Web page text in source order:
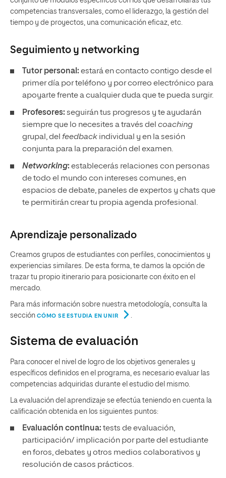
competencias transversales, como el liderazgo, la gestión del
tiempo y de proyectos, una comunicación eficaz, etc.
Seguimiento y networking
Tutor personal: estará en contacto contigo desde el
primer día por teléfono y por correo electrónico para
apoyarte frente a cualquier duda que te pueda surgir.
Profesores: seguirán tus progresos y te ayudarán
siempre que lo necesites a través del coaching
grupal, del feedback individual y en la sesión
conjunta para la preparación del examen.
Networking: establecerás relaciones con personas
de todo el mundo con intereses comunes, en
espacios de debate, paneles de expertos y chats que
te permitirán crear tu propia agenda profesional.
Aprendizaje personalizado
Creamos grupos de estudiantes con perfiles, conocimientos y
experiencias similares. De esta forma, te damos la opción de
trazar tu propio itinerario para posicionarte con éxito en el
mercado.
Para más información sobre nuestra metodología, consulta la
sección CÓMO SE ESTUDIA EN UNIR .
Sistema de evaluación
Para conocer el nivel de logro de los objetivos generales y
específicos definidos en el programa, es necesario evaluar las
competencias adquiridas durante el estudio del mismo.
La evaluación del aprendizaje se efectúa teniendo en cuenta la
calificación obtenida en los siguientes puntos:
Evaluación continua: tests de evaluación,
participación/ implicación por parte del estudiante
en foros, debates y otros medios colaborativos y
resolución de casos prácticos.